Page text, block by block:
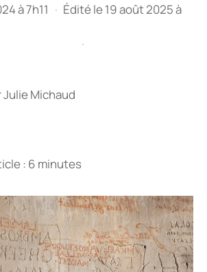
à 7h11 · Édité le 19 août 2025 à
Julie Michaud
·
: 6 minutes